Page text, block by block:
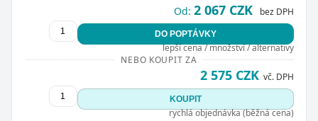
Od: 2 067 CZK bez DPH
DO POPTÁVKY
lepší cena / množství / alternativy
NEBO KOUPIT ZA
2 575 CZK vč. DPH
KOUPIT
rychlá objednávka (běžná cena)